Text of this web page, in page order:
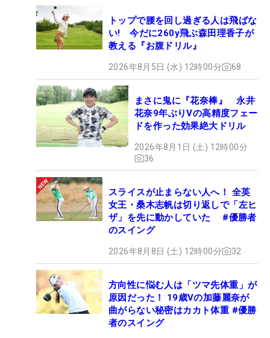
トップで腰を回し過ぎる人は飛ばな
い! 今だに260y飛ぶ森田理香子が
教える『お腹ドリル』
2026年8月5日 (水) 12時00分 68
まさに鬼に『花奈棒』 永井
花奈9年ぶりVの高精度フェー
ドを作った効果絶大ドリル
2026年8月1日 (土) 12時00分
36
スライスが止まらない人へ！ 全英
女王・桑木志帆は切り返しで「左ヒ
ザ」を先に動かしていた #優勝者
のスイング
2026年8月8日 (土) 12時00分 32
方向性に悩む人は「ツマ先体重」が
原因だった！ 19歳Vの加藤麗奈が
曲がらない秘密はカカト体重 #優勝
者のスイング